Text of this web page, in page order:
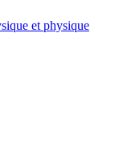
et physique